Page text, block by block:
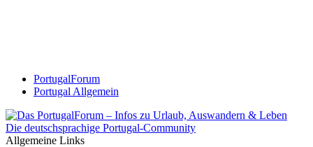
PortugalForum
Portugal Allgemein
Die deutschsprachige Portugal-Community
Allgemeine Links